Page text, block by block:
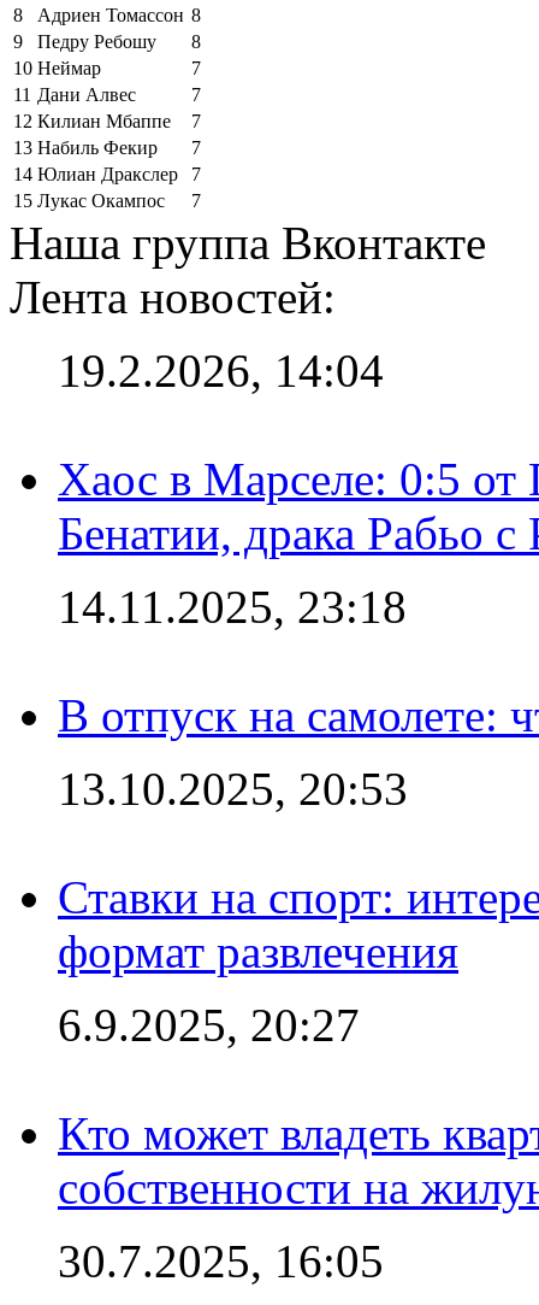
8
Адриен Томассон 8
9
Педру Ребошу
8
10 Неймар
7
11 Дани Алвес
7
12 Килиан Мбаппе
7
13 Набиль Фекир
7
14 Юлиан Дракслер
7
15 Лукас Окампос 7
Наша группа Вконтакте
Лента новостей:
19.2.2026, 14:04
Хаос в Марселе: 0:5
Бенатии, драка Рабьо с
14.11.2025, 23:18
В отпуск на самолете:
13.10.2025, 20:53
Ставки на спорт:
формат развлечения
6.9.2025, 20:27
Кто может владеть
собственности на
30.7.2025, 16:05